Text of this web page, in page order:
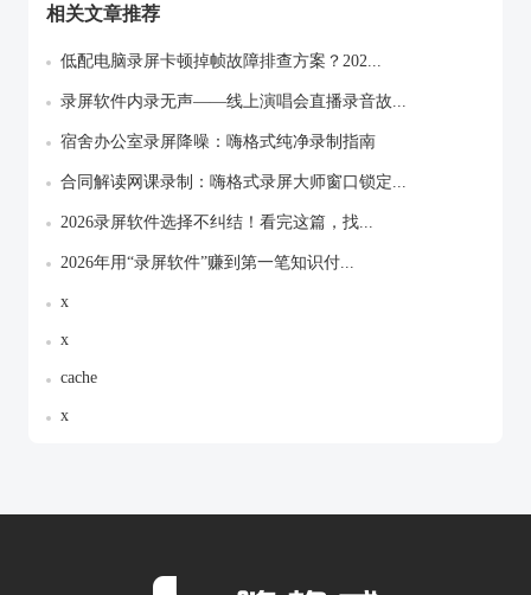
相关文章推荐
低配电脑录屏卡顿掉帧故障排查方案？202...
录屏软件内录无声——线上演唱会直播录音故...
宿舍办公室录屏降噪：嗨格式纯净录制指南
合同解读网课录制：嗨格式录屏大师窗口锁定...
2026录屏软件选择不纠结！看完这篇，找...
2026年用“录屏软件”赚到第一笔知识付...
x
x
cache
x